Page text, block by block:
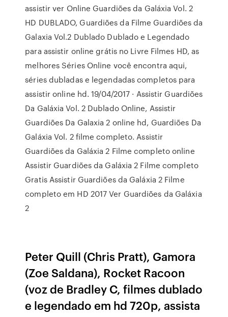
assistir ver Online Guardiões da Galáxia Vol. 2
HD DUBLADO, Guardiões da Filme Guardiões da
Galaxia Vol.2 Dublado Dublado e Legendado
para assistir online grátis no Livre Filmes HD, as
melhores Séries Online você encontra aqui,
séries dubladas e legendadas completos para
assistir online hd. 19/04/2017 · Assistir Guardiões
Da Galáxia Vol. 2 Dublado Online, Assistir
Guardiões Da Galaxia 2 online hd, Guardiões Da
Galáxia Vol. 2 filme completo. Assistir
Guardiões da Galáxia 2 Filme completo online
Assistir Guardiões da Galáxia 2 Filme completo
Gratis Assistir Guardiões da Galáxia 2 Filme
completo em HD 2017 Ver Guardiões da Galáxia
2
Peter Quill (Chris Pratt), Gamora
(Zoe Saldana), Rocket Racoon
(voz de Bradley C, filmes dublado
e legendado em hd 720p, assista